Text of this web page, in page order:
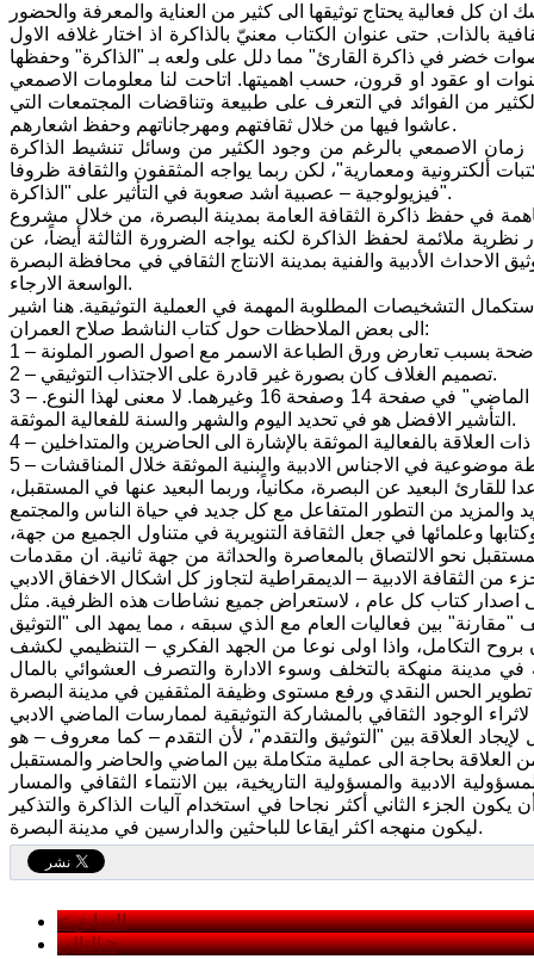
بالذات, حتى عنوان الكتاب معنيّ بالذاكرة اذ اختار غلافه الاول
او عقود او قرون، حسب اهميتها. اتاحت لنا معلومات الاصمعي
من الفوائد في التعرف على طبيعة وتناقضات المجتمعات التي
عاشوا فيها من خلال ثقافتهم ومهرجاناتهم وحفظ اشعارهم.
زمان الاصمعي بالرغم من وجود الكثير من وسائل تنشيط الذاكرة
ومعمارية"، لكن ربما يواجه المثقفون والثقافة ظروفا
فيزيولوجية – عصبية اشد صعوبة في التأثير على "الذاكرة".
في حفظ ذاكرة الثقافة العامة بمدينة البصرة، من خلال مشروع
ملائمة لحفظ الذاكرة لكنه يواجه الضرورة الثالثة أيضاً، عن
الاحداث الأدبية والفنية بمدينة الانتاج الثقافي في محافظة البصرة
الواسعة الارجاء.
التشخيصات المطلوبة المهمة في العملية التوثيقية. هنا اشير
الى بعض الملاحظات حول كتاب الناشط صلاح العمران:
2 – تصميم الغلاف كان بصورة غير قادرة على الاجتذاب التوثيقي.
3 – اغفل الكاتب عملية التوثيق بالزمان والمكان. مثلا قام بتأشير الزمان بـ "يوم السبت الماضي" في صفحة 14 وصفحة 16 وغيرهما. لا معنى لهذا النوع.
التأشير الافضل هو في تحديد اليوم والشهر والسنة للفعالية الموثقة.
البعيد عن البصرة، مكانياً، وربما البعيد عنها في المستقبل،
وعلمائها في جعل الثقافة التنويرية في متناول الجميع من جهة،
نحو الالتصاق بالمعاصرة والحداثة من جهة ثانية. ان مقدمات
اصدار كتاب كل عام ، لاستعراض جميع نشاطات هذه الظرفية. مثل
بين فعاليات العام مع الذي سبقه ، مما يمهد الى "التوثيق
بروح التكامل، واذا اولى نوعا من الجهد الفكري – التنظيمي لكشف
في مدينة منهكة بالتخلف وسوء الادارة والتصرف العشوائي بالمال
الوجود الثقافي بالمشاركة التوثيقية لممارسات الماضي الادبي
العلاقة بين "التوثيق والتقدم"، لأن التقدم – كما معروف – هو
الادبية والمسؤولية التاريخية، بين الانتماء الثقافي والمسار
الجزء الثاني أكثر نجاحا في استخدام آليات الذاكرة والتذكير
ليكون منهجه اكثر ايقاعا للباحثين والدارسين في مدينة البصرة.
< السابق
التالي >